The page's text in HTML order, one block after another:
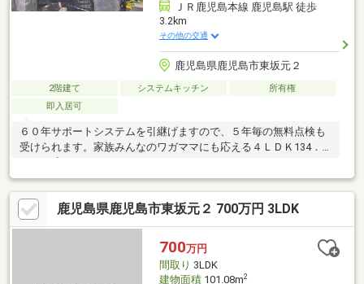
ＪＲ鹿児島本線 鹿児島駅 徒歩
3.2km
その他の交通
鹿児島県鹿児島市東坂元２
2階建て システムキッチン
所有権
即入居可
６０年サポートシステムを引継げますので、５年毎の無料点検も
受けられます。家族みんなのワガママにも応える４ＬＤＫ134．
る方もご相談ください。ぜひ一度、ご内覧をされてみませんか♪
鹿児島県鹿児島市東坂元２ 700万円 3LDK
700万円
間取り 3LDK
建物面積101.08m2